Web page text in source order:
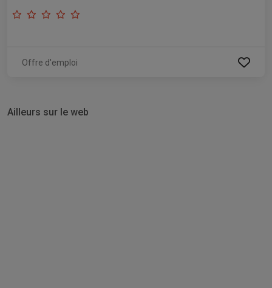
Offre d'emploi
Ailleurs sur le web